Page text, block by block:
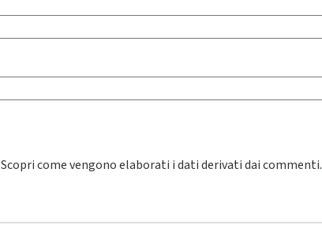
Scopri come vengono elaborati i dati derivati dai commenti.